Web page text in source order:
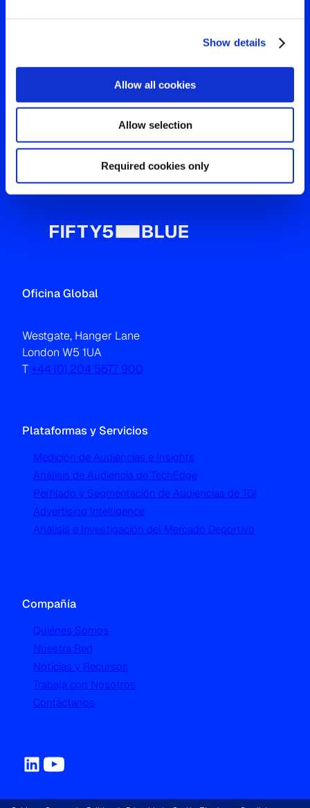
Show details
Allow all cookies
Allow selection
Required cookies only
Tu ventana a lo que el
mundo está viendo
Contáctanos para obtener
la visión más clara de tu
Oficina Global
Westgate, Hanger Lane
London W5 1UA
T +44 (0) 204 5577 900
Plataformas y Servicios
Medición de Audiencias e Insights
Análisis de Audiencia de TechEdge
Perfilado y Segmentación de Audiencias de TGI
Advertising Intelligence
Análisis e Investigación del Mercado Deportivo
Compañía
Quiénes Somos
Nuestra Red
Noticias y Recursos
Trabaja con Nosotros
Contáctanos